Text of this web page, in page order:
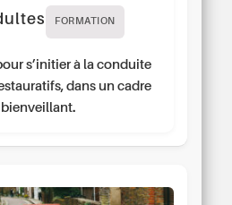
FORMATION
s’initier à la conduite
dans un cadre